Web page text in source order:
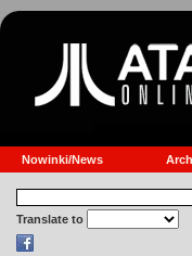
Nowinki/News
Translate to